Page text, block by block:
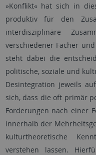
»Konflikt« hat sich in
produktiv für den
interdisziplinäre
verschiedener Fächer
steht dabei die
politische, soziale und
Desintegration jeweils
sich, dass die oft primär
Forderungen nach einer
innerhalb der
kulturtheoretische
verstehen lassen.